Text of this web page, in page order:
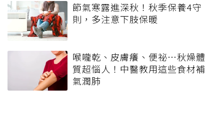
節氣寒露進深秋！秋季保養4守
則，多注意下肢保暖
喉嚨乾、皮膚癢、便祕…秋燥體
質超惱人！中醫教用這些食材補
氣潤肺